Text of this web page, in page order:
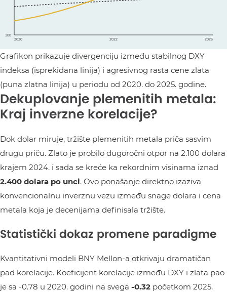
Grafikon prikazuje divergenciju između stabilnog DXY
indeksa (isprekidana linija) i agresivnog rasta cene zlata
(puna zlatna linija) u periodu od 2020. do 2025. godine.
Dekuplovanje plemenitih metala:
Kraj inverzne korelacije?
Dok dolar miruje, tržište plemenitih metala priča sasvim
drugu priču. Zlato je probilo dugoročni otpor na 2.100 dolara
krajem 2024. i sada se kreće ka rekordnim visinama iznad
2.400 dolara po unci. Ovo ponašanje direktno izaziva
konvencionalnu inverznu vezu između snage dolara i cena
metala koja je decenijama definisala tržište.
Statistički dokaz promene paradigme
Kvantitativni modeli BNY Mellon-a otkrivaju dramatičan
pad korelacije. Koeficijent korelacije između DXY i zlata pao
je sa -0.78 u 2020. godini na svega -0.32 početkom 2025.